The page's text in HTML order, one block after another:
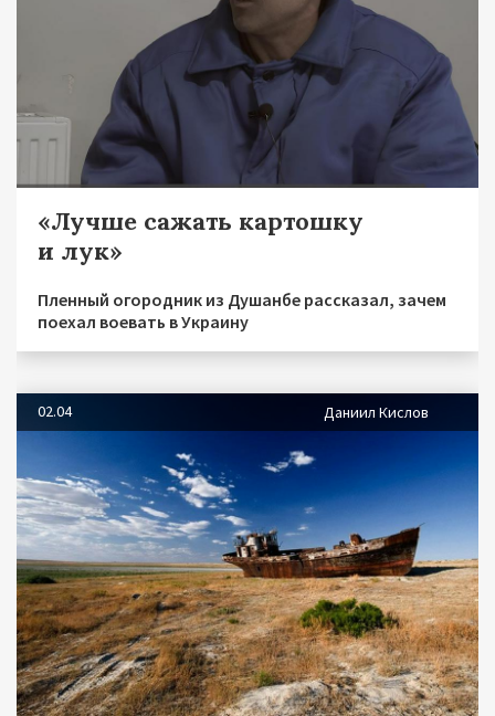
«Лучше сажать картошку
и лук»
Пленный огородник из Душанбе рассказал, зачем
поехал воевать в Украину
02.04 Даниил Кислов